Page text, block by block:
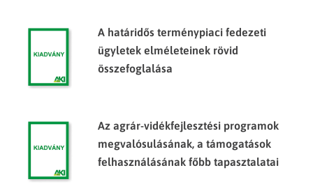
A határidős terménypiaci fedezeti
ügyletek elméleteinek rövid
összefoglalása
Az agrár-vidékfejlesztési programok
megvalósulásának, a támogatások
felhasználásának főbb tapasztalatai